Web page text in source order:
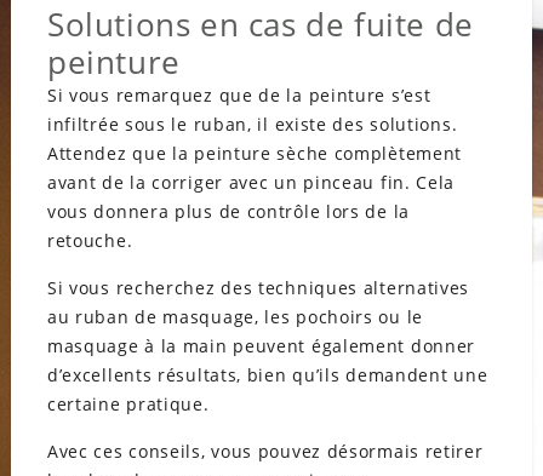
Solutions en cas de fuite de
peinture
Si vous remarquez que de la peinture s’est
infiltrée sous le ruban, il existe des solutions.
Attendez que la peinture sèche complètement
avant de la corriger avec un pinceau fin. Cela
vous donnera plus de contrôle lors de la
retouche.
Si vous recherchez des techniques alternatives
au ruban de masquage, les pochoirs ou le
masquage à la main peuvent également donner
d’excellents résultats, bien qu’ils demandent une
certaine pratique.
Avec ces conseils, vous pouvez désormais retirer